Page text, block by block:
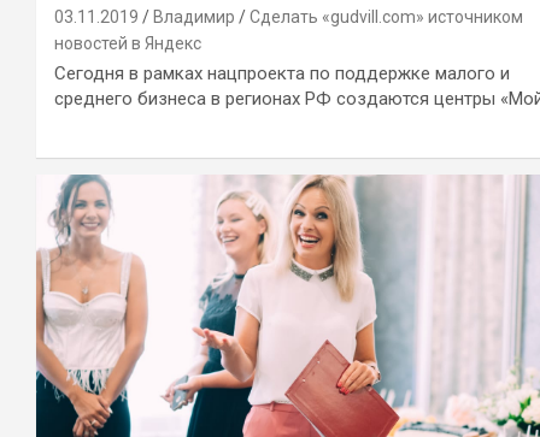
03.11.2019 Владимир
Сделать «gudvill.com» источником
новостей в Яндекс
Сегодня в рамках нацпроекта по поддержке малого и
среднего бизнеса в регионах РФ создаются центры